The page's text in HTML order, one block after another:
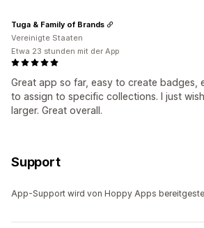
Great app so far, easy to create badges,
to assign to specific collections. I just
larger. Great overall.
Tuga & Family of Brands
Vereinigte Staaten
Etwa 23 stunden mit der App
Support
App-Support wird von Hoppy Apps